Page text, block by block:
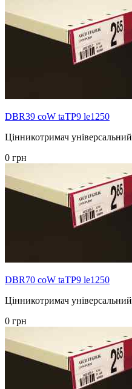
DBR39 coW taTP9 le1250
Цінникотримач універсальний
0 грн
DBR70 coW taTP9 le1250
Цінникотримач універсальний
0 грн